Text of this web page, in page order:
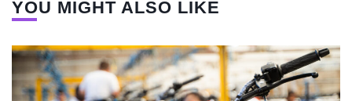
YOU MIGHT ALSO LIKE